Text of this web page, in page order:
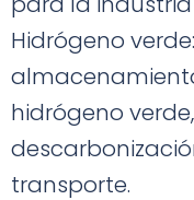
Hidrógeno
hidrógeno
transporte.